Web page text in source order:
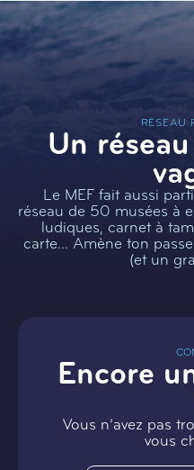
RÉSEAU
Un
Le MEF fait aussi
réseau de 50 musées à
ludiques, carnet à
carte… Amène ton
(et un
Encore
Vous n’avez pas
vous